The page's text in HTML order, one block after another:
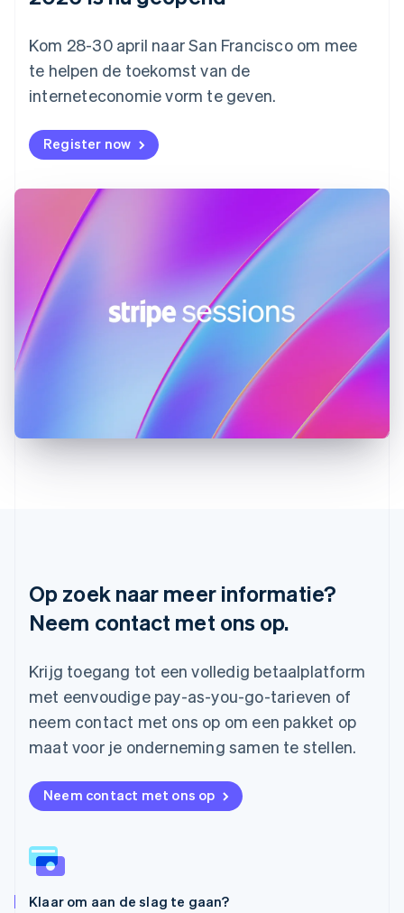
Kom 28-30 april naar San Francisco om mee
te helpen de toekomst van de
interneteconomie vorm te geven.
Register now
Op zoek naar meer informatie?
Neem contact met ons op.
Krijg toegang tot een volledig betaalplatform
met eenvoudige pay-as-you-go-tarieven of
neem contact met ons op om een pakket op
maat voor je onderneming samen te stellen.
Neem contact met ons op
Klaar om aan de slag te gaan?
Finland
Frankrijk
Gibraltar
English
English
Hongarije
Hongkong SAR, China
English简体中文
Ierland
English
India
English
English
Malta
English
Mexico
Nederland
Nederlands English
Nieuw-Zeeland
English
Noorwegen
Oostenrijk
DeutschEnglish
Polen
Portugal
Português
English